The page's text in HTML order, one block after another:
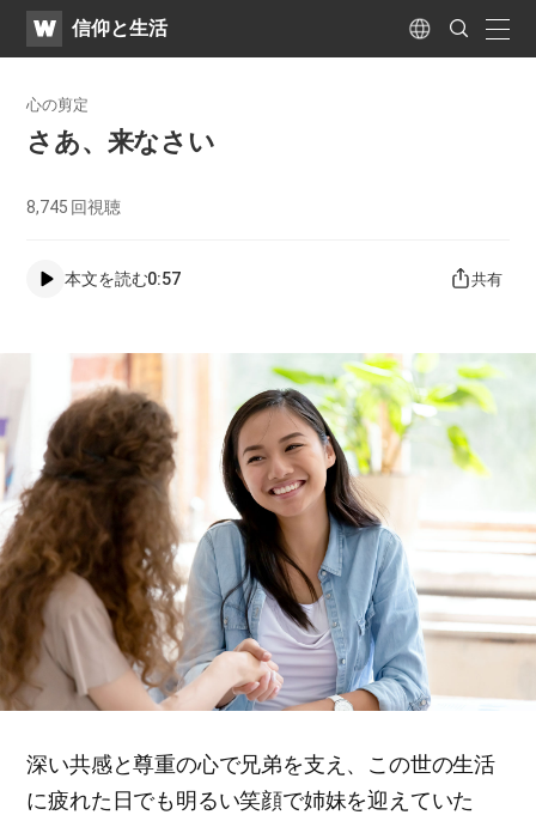
WATV​信仰と生活 Language
Search
Submit
心の剪定
さあ、来なさい
8,745 回視聴
本文を読む0:57 共有
深い共感と尊重の心で兄弟を支え、この世の生活
に疲れた日でも明るい笑顔で姉妹を迎えていた